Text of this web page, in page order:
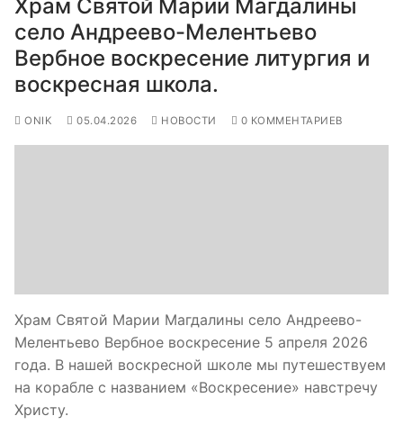
Храм Святой Марии Магдалины
село Андреево-Мелентьево
Вербное воскресение литургия и
воскресная школа.
ONIK 05.04.2026 НОВОСТИ 0 КОММЕНТАРИЕВ
Храм Святой Марии Магдалины село Андреево-
Мелентьево Вербное воскресение 5 апреля 2026
года. В нашей воскресной школе мы путешествуем
на корабле с названием «Воскресение» навстречу
Христу.